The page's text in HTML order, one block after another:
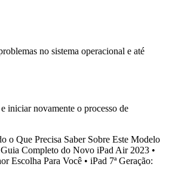
no sistema operacional e até
iniciar novamente o processo de
o Que Precisa Saber Sobre Este Modelo
Completo do Novo iPad Air 2023 •
Escolha Para Você • iPad 7ª Geração: